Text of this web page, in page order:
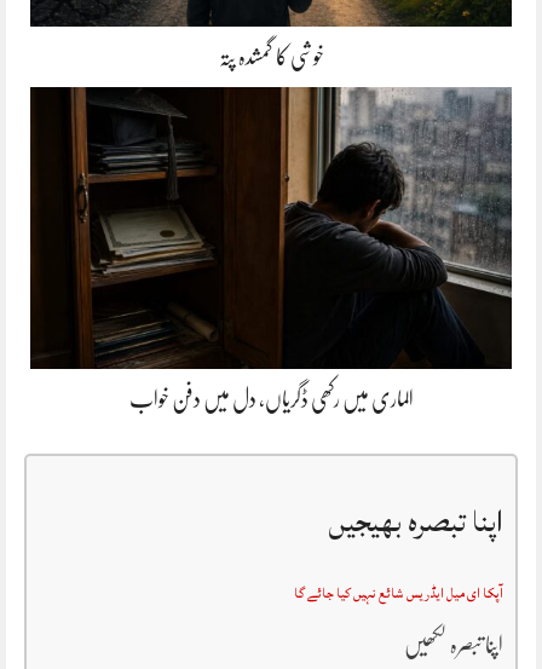
خوشی کا گمشدہ پتہ
الماری میں رکھی ڈگریاں، دل میں دفن خواب
اپنا تبصرہ بھیجیں
آپکا ای میل ایڈریس شائع نہیں کیا جائے گا
اپنا تبصرہ لکھیں